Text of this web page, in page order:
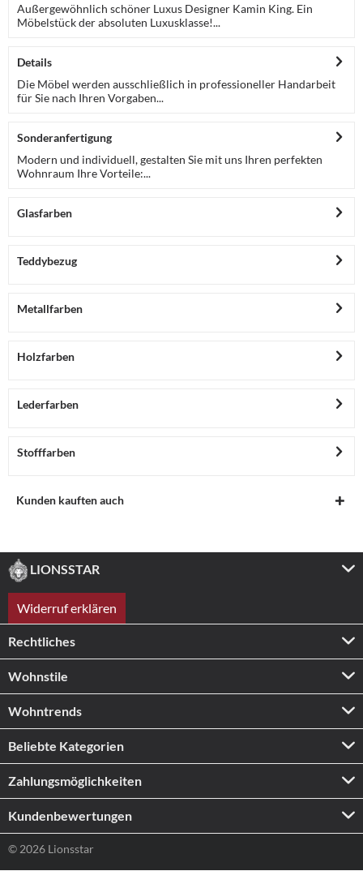
Außergewöhnlich schöner Luxus Designer Kamin King. Ein
Möbelstück der absoluten Luxusklasse!...
Details
Die Möbel werden ausschließlich in professioneller Handarbeit
für Sie nach Ihren Vorgaben...
Sonderanfertigung
Modern und individuell, gestalten Sie mit uns Ihren perfekten
Wohnraum Ihre Vorteile:...
Glasfarben
Teddybezug
Metallfarben
Holzfarben
Lederfarben
Stofffarben
Kunden kauften auch
LIONSSTAR
Widerruf erklären
Rechtliches
Wohnstile
Wohntrends
Beliebte Kategorien
Zahlungs­möglichkeiten
Kundenbewertungen
© 2026 Lionsstar